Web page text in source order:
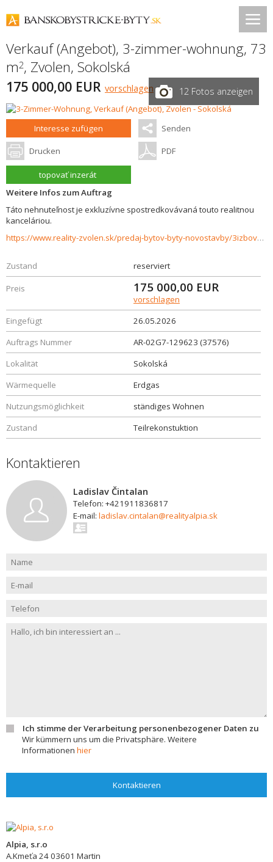
Verkauf (Angebot), 3-zimmer-wohnung, 73
m2, Zvolen, Sokolská
175 000,00 EUR vorschlagen 12 Fotos anzeigen
Interesse zufügen Senden
Drucken PDF
topovať inzerát
Weitere Infos zum Auftrag
Táto nehnuteľnost je exkluzívne spostredkovávaná touto realitnou
kanceláriou.
https://www.reality-zvolen.sk/predaj-bytov-byty-novostavby/3izbovy-byt-s-dvomi-balkonmi-na-predaj-Sokolska-Zvolen-37576/?utm_source=areality&utm_medium=xml&utm_term=37576&utm_content=byt&utm_campaign=portaly
Zustand reserviert
Preis 175 000,00 EUR
vorschlagen
Eingefügt
26.05.2026
Auftrags Nummer
AR-02G7-129623 (37576)
Lokalität
Sokolská
Wärmequelle
Erdgas
Nutzungsmöglichkeit
ständiges Wohnen
Zustand
Teilrekonstuktion
Kontaktieren
Ladislav Čintalan
Telefon: +421911836817
E-mail: ladislav.cintalan@realityalpia.sk
Ich stimme der Verarbeitung personenbezogener Daten zu
Wir kümmern uns um die Privatsphäre. Weitere
Informationen hier
Kontaktieren
Alpia, s.r.o
A.Kmeťa 2403601 Martin